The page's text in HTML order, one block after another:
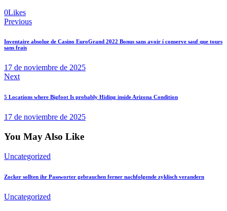
0Likes
Navegación
de
entradas
Previous
Inventaire absolue de Casino EuroGrand 2022 Bonus sans avoir í conserve sauf que tours
sans frais
17 de noviembre de 2025
Next
5 Locations where Bigfoot Is probably Hiding inside Arizona Condition
17 de noviembre de 2025
You May Also Like
Uncategorized
Zocker sollten ihr Passworter gebrauchen ferner nachfolgende zyklisch verandern
Uncategorized